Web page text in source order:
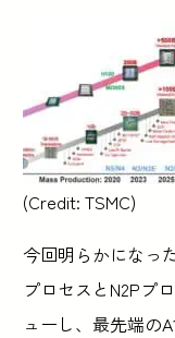
(Credit: TSMC)
今回明らかになっ
プロセスとN2Pプ
ューし、最先端の